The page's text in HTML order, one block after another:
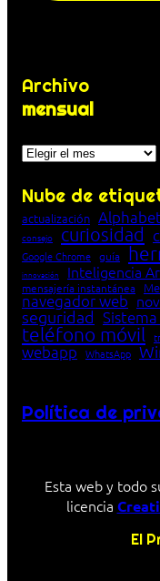
Archivo
mensual
Archivos
Nube de
actualización
consejo
curiosidad
Google Chrome guía
innovación Inteligencia
mensajería instantánea
navegador web
seguridad
teléfono móvil
webapp WhatsApp
Política de
Esta web y todo
licencia
El